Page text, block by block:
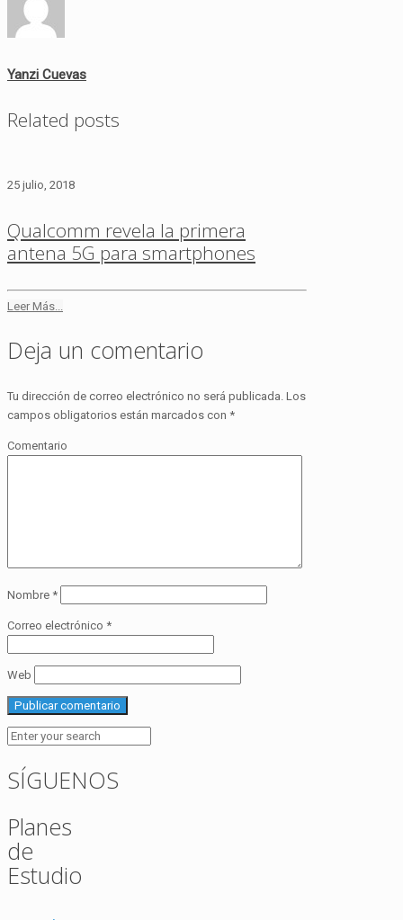
Yanzi Cuevas
Related posts
25 julio, 2018
Qualcomm revela la primera
antena 5G para smartphones
Leer Más...
Deja un comentario
Tu dirección de correo electrónico no será publicada. Los
campos obligatorios están marcados con *
Comentario
Nombre *
Correo electrónico *
Web
SÍGUENOS
Planes
de
Estudio